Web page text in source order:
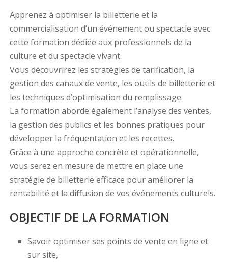
Apprenez à optimiser la billetterie et la
commercialisation d’un événement ou spectacle avec
cette formation dédiée aux professionnels de la
culture et du spectacle vivant.
Vous découvrirez les stratégies de tarification, la
gestion des canaux de vente, les outils de billetterie et
les techniques d’optimisation du remplissage.
La formation aborde également l’analyse des ventes,
la gestion des publics et les bonnes pratiques pour
développer la fréquentation et les recettes.
Grâce à une approche concrète et opérationnelle,
vous serez en mesure de mettre en place une
stratégie de billetterie efficace pour améliorer la
rentabilité et la diffusion de vos événements culturels.
OBJECTIF DE LA FORMATION
Savoir optimiser ses points de vente en ligne et
sur site,